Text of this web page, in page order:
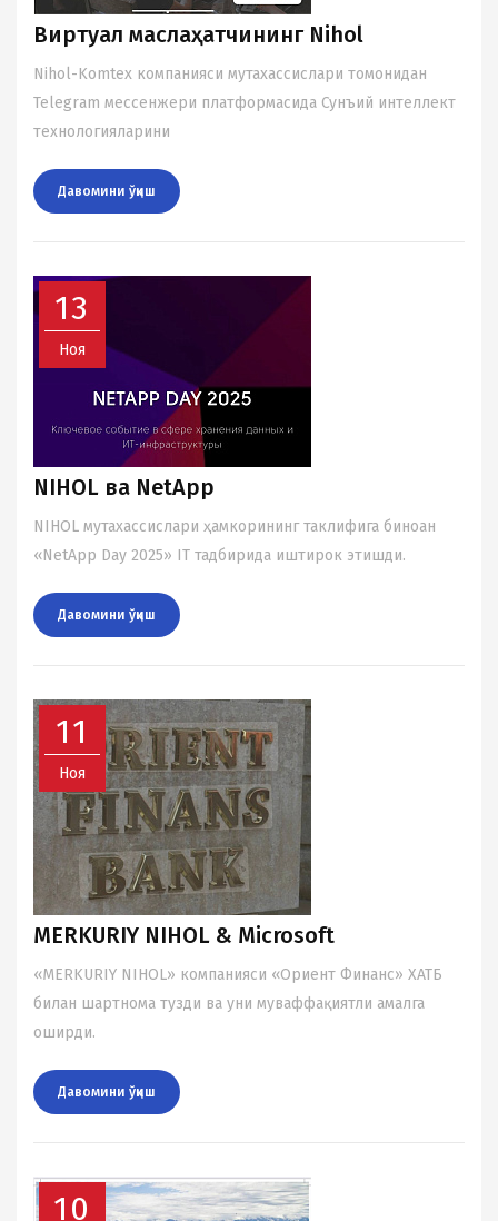
Виртуал маслаҳатчининг Nihol
Nihol-Komtex компанияси мутаxассислари томонидан
Telegram мессенжери платформасида Сунъий интеллект
теxнологияларини
Давомини ўқиш
13
Ноя
NIHOL ва NetApp
NIHOL мутаxассислари ҳамкорининг таклифига биноан
«NetApp Day 2025» IT тадбирида иштирок этишди.
Давомини ўқиш
11
Ноя
MERKURIY NIHOL & Microsoft
«MERKURIY NIHOL» компанияси «Ориент Финанс» ХАТБ
билан шартнома тузди ва уни муваффақиятли амалга
оширди.
Давомини ўқиш
10